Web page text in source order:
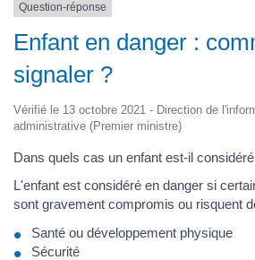
Question-réponse
Enfant en danger :
signaler ?
Vérifié le 13 octobre 2021 - Direction de
administrative (Premier ministre)
Dans quels cas un enfant est-il
L'enfant est considéré en danger si
sont gravement compromis ou risquent
Santé ou développement physique
Sécurité